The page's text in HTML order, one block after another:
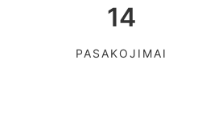
14
PASAKOJIMAI